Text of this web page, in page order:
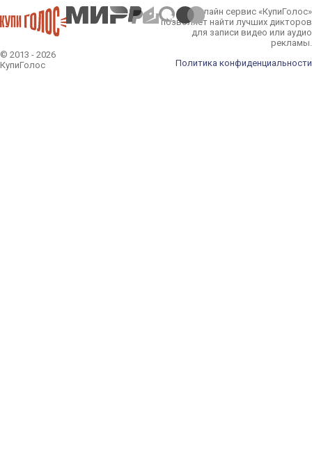
© 2013 - 2026
КупиГолос
Онлайн сервис «КупиГолос»
позволяет найти лучших дикторов
для записи видео или аудио
рекламы.
Политика конфиденциальности